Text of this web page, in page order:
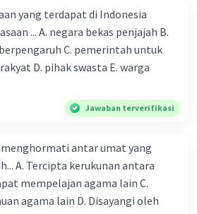
adalah lembaga negara yang
dan menegakkan
martabat, serta perilaku
berhak untuk melakukan
dan penuntutan
yang diduga melakukan
etik dan pedoman perilaku
pemberhentian
Agung.
(0 ) Balas
yang terdapat di Indonesia
penjajah B.
C. pemerintah untuk
D. pihak swasta E. warga
Jawaban terverifikasi
antar umat yang
mempelajan agama lain C.
agama lain D. Disayangi oleh